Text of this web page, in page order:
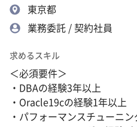
東京都
業務委託 / 契約社員
求めるスキル
＜必須要件＞
・DBAの経験3年以上
・Oracle19cの経験1年以上
・パフォーマンスチューニ